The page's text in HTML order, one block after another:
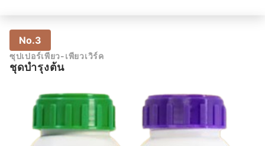
No.3
ซุปเปอร์เพียว-เพียวเวิร์ค
ชุดบำรุงต้น